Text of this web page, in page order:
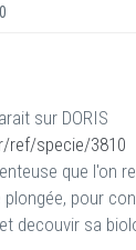
sur DORIS
ref/specie/3810
que l'on
pour
decouvir sa